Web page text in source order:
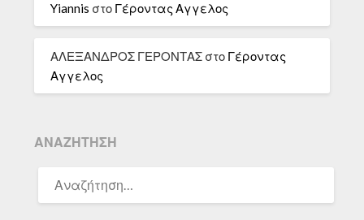
Yiannis στο Γέροντας Αγγελος
ΑΛΕΞΑΝΔΡΟΣ ΓΕΡΟΝΤΑΣ στο Γέροντας
Αγγελος
ΑΝΑΖΉΤΗΣΗ
ΓΙΑ: